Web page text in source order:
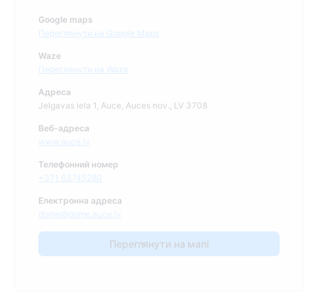
Google maps
Переглянути на Google Maps
Waze
Переглянути на Waze
Адреса
Jelgavas iela 1, Auce, Auces nov., LV 3708
Веб-адреса
www.auce.lv
Телефонний номер
+371 63745280
Електронна адреса
dome@dome.auce.lv
Переглянути на мапі